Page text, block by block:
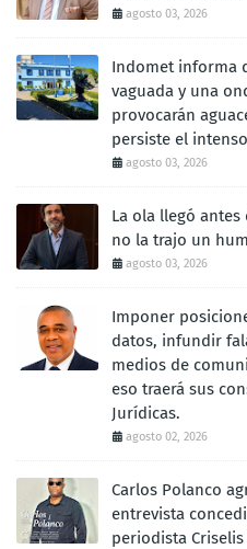
agosto 03, 2026
Indomet informa
vaguada y una
provocarán
persiste el
agosto 03, 2026
La ola llegó
no la trajo un
agosto 03, 2026
Imponer
datos, infundir
medios de
eso traerá sus
Jurídicas.
agosto 02, 2026
Carlos Polanco
entrevista
periodista